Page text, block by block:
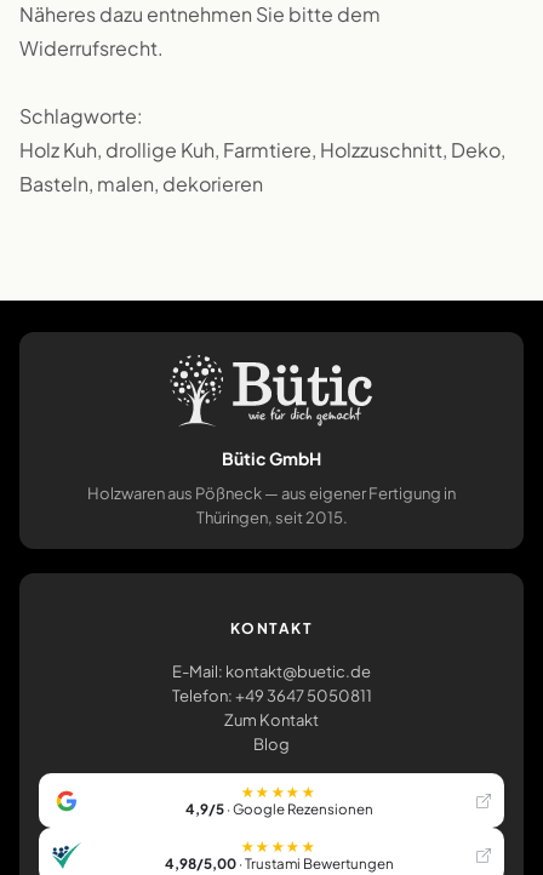
Näheres dazu entnehmen Sie bitte dem
Widerrufsrecht.
Schlagworte:
Holz Kuh, drollige Kuh, Farmtiere, Holzzuschnitt, Deko,
Basteln, malen, dekorieren
Bütic GmbH
Holzwaren aus Pößneck — aus eigener Fertigung in
Thüringen, seit 2015.
KONTAKT
E-Mail: kontakt@buetic.de
Telefon: +49 3647 5050811
Zum Kontakt
Blog
★★★★★
4,9/5· Google Rezensionen
★★★★★
4,98/5,00· Trustami Bewertungen